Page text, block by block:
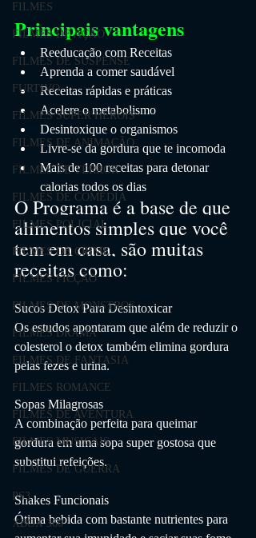
FILMES
FILMES DE AÇÃO
FILMES DE SUSPENSE
FURTIVO
FILMES SUPER HERÓIS
FILMES DE ANIMAÇÃO
FILMES DE TERROR
FILMES DE COMÉDIA
FILMES POLICIAL
FILMES DE CRIME
FILMES FICÇÃO
FILMES DE MONSTROS
FILMES DRAMA
FILMES DE FANTASIA
FILMES ROMANCE
FILMES DE AVENTURA
FILMES MUSICAIS
FILMES DE GUERRA
PS3
XBOX 360
Principais vantagens
Reeducação com Receitas
Aprenda a comer saudável
Receitas rápidas e práticas
Acelere o metabolismo
Desintoxique o organismos
Livre-se da gordura que te incomoda
Mais de 100 receitas para detonar
calorias todos os dias
O Programa é a base de que
alimentos simples que você
tem em casa, são muitas
receitas como:
Sucos Detox Para Desintoxicar
Os estudos apontaram que além de reduzir o
colesterol o detox também elimina gordura
pelas fezes e urina.
Sopas Milagrosas
A combinação perfeita para queimar
gordura em uma sopa super gostosa que
substitui refeições.
Shakes Funcionais
Ótima bebida com bastante nutrientes para